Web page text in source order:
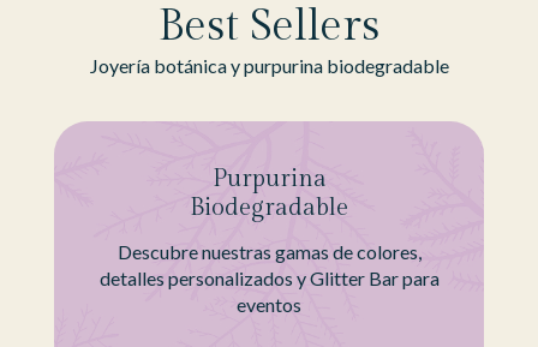
Best Sellers
Joyería botánica y purpurina biodegradable
Purpurina
Biodegradable
Descubre nuestras gamas de colores,
detalles personalizados y Glitter Bar para
eventos